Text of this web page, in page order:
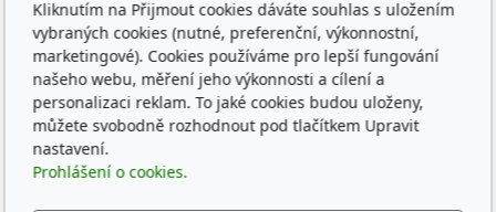
Katalog filtrů MANN
KDFILTER.CZ
FILTR-FILTRY.CZ
FILTER-FILTERS.EU
Vyhledávání filtrů podle rozměru
Sledujte nás
Kliknutím na Přijmout cookies dáváte souhlas s uložením
vybraných cookies (nutné, preferenční, výkonnostní,
marketingové). Cookies používáme pro lepší fungování
našeho webu, měření jeho výkonnosti a cílení a
personalizaci reklam. To jaké cookies budou uloženy,
můžete svobodně rozhodnout pod tlačítkem Upravit
nastavení.
Prohlášení o cookies.